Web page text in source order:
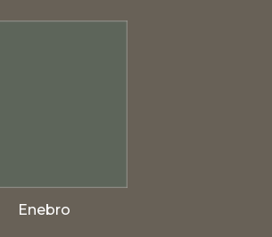
Enebro